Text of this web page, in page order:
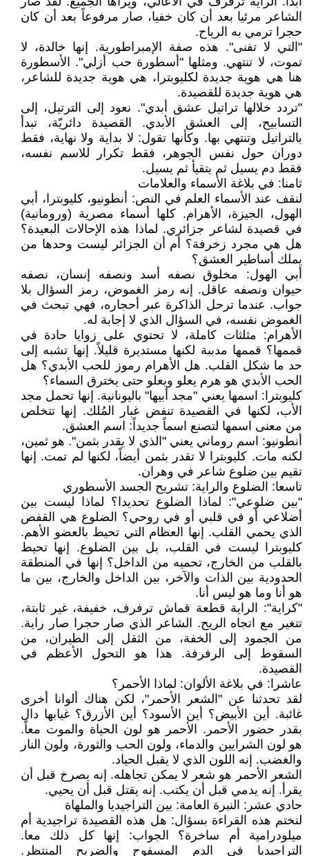
الشاعر مرئيا بعد أن كان خفيا، صار مرفوعاً بعد أن كان
حجرا ترمي به الرياح.
"التي لا تفنى". هذه صفة الإمبراطورية. إنها خالدة، لا
تموت، لا تنتهي. ومثلها "أسطورة حب أزلي". الأسطورة
هنا هي هوية جديدة لكليوبترا، هي هوية جديدة للشاعر،
هي هوية جديدة للقصيدة.
"تردد خلالها تراتيل عشق أبدي". نعود إلى الترتيل، إلى
التسابيح، إلى العشق الأبدي. القصيدة دائريّة، تبدأ
بالتراتيل وتنتهي بها. وكأنها تقول: لا بداية ولا نهاية، فقط
دوران حول نفس الجوهر، فقط تكرار للاسم نفسه،
فقط دم يسيل ثم يتقيأ ثم يسيل.
ثامنا: في بلاغة الأسماء والعلامات
لنقف عند الأسماء العلم في النص: أنطونيو، كليوبترا، أبي
الهول، الجيزة، الأهرام. كلها أسماء مصرية (ورومانية)
في قصيدة لشاعر جزائري. لماذا هذه الإحالات البعيدة؟
هل هي مجرد زخرفة؟ أم أن الجزائر ليست وحدها من
يملك أساطير العشق؟
أبي الهول: مخلوق نصفه أسد ونصفه إنسان، نصفه
حيوان ونصفه عاقل. إنه رمز الغموض، رمز السؤال بلا
جواب. عندما ترحل الذاكرة عبر أحجاره، فهي تبحث في
الغموض نفسه، في السؤال الذي لا إجابة له.
الأهرام: مثلثات كاملة، لا تحتوي على زوايا حادة في
قممها؟ قممها مدببة لكنها مستديرة قليلاً. إنها تشبه إلى
حد ما شكل القلب. هل الأهرام رموز للحب الأبدي؟ هل
الحب الأبدي هو هرم يعلو ويعلو حتى يخترق السماء؟
كليوبترا: اسمها يعني "مجد أبيها" باليونانية. إنها تحمل مجد
الأب، لكنها في القصيدة تنفض غبار المُلك. إنها تتخلص
من معنى اسمها لتصنع اسماً جديداً: اسم العشق.
أنطونيو: اسم روماني يعني "الذي لا يقدر بثمن". هو ثمين،
لكنه مات. كليوبترا لا تقدر بثمن أيضاً، لكنها لم تمت. إنها
تقيم بين ضلوع شاعر في وهران.
تاسعا: الضلوع والراية: تشريح الجسد الأسطوري
"بين ضلوعي": لماذا الضلوع تحديدا؟ لماذا ليست بين
أضلاعي أو في قلبي أو في روحي؟ الضلوع هي القفص
الذي يحمي القلب. إنها العظام التي تحيط بالعضو الأهم.
كليوبترا ليست في القلب، بل بين الضلوع. إنها تحيط
بالقلب من الخارج، تحميه من الداخل؟ إنها في المنطقة
الحدودية بين الذات والآخر، بين الداخل والخارج، بين ما
هو أنا وما هو ليس أنا.
"كراية": الراية قطعة قماش ترفرف، خفيفة، غير ثابتة،
تتغير مع اتجاه الريح. الشاعر الذي صار حجرا صار راية.
من الجمود إلى الخفة، من الثقل إلى الطيران، من
السقوط إلى الرفرفة. هذا هو التحول الأعظم في
القصيدة.
عاشرا: في بلاغة الألوان: لماذا الأحمر؟
لقد تحدثنا عن "الشعر الأحمر"، لكن هناك ألوانا أخرى
غائبة. أين الأبيض؟ أين الأسود؟ أين الأزرق؟ غيابها دال
بقدر حضور الأحمر. الأحمر هو لون الحياة والموت معاً.
هو لون الشرايين والدماء، ولون الحب والثورة، ولون النار
والغضب. إنه اللون الذي لا يقبل الحياد.
الشعر الأحمر هو شعر لا يمكن تجاهله. إنه يصرخ قبل أن
يقرأ. إنه يدمي قبل أن يكتب. إنه يقتل قبل أن يحيي.
حادي عشر: النبرة العامة: بين التراجيديا والملهاة
لنختم هذه القراءة بسؤال: هل هذه القصيدة تراجيدية أم
ميلودرامية أم ساخرة؟ الجواب: إنها كل ذلك معا.
التراجيديا في الدم المسفوح والضريح المنتظر.